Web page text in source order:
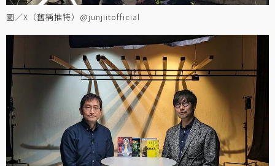
圖／X（舊稱推特）@junjiitofficial